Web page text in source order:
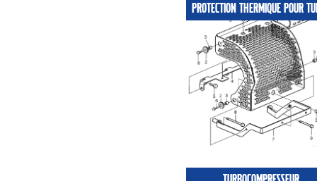
PROTECTION THERMIQUE POUR